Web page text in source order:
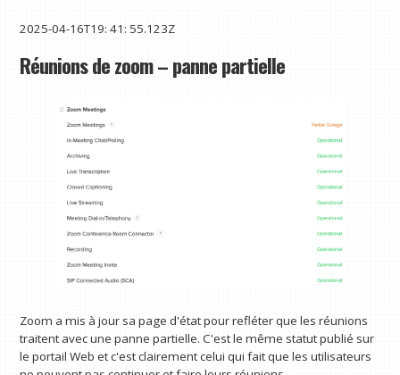
2025-04-16T19: 41: 55.123Z
Réunions de zoom – panne partielle
Zoom a mis à jour sa page d'état pour refléter que les réunions
traitent avec une panne partielle. C'est le même statut publié sur
le portail Web et c'est clairement celui qui fait que les utilisateurs